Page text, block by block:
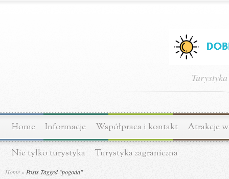
Home Informacje Współpraca i kontakt Atrakcje
Nie tylko turystyka Turystyka zagraniczna
Home » Posts Tagged "pogoda"